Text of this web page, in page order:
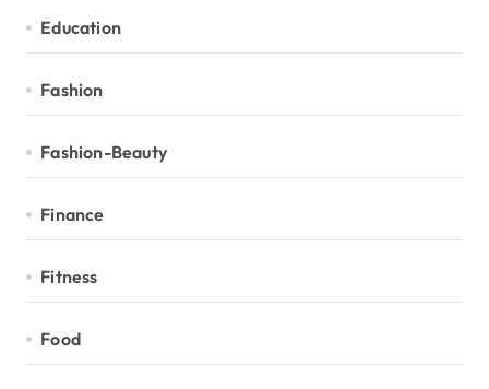
Education
Fashion
Fashion-Beauty
Finance
Fitness
Food